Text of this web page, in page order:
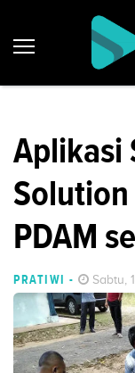
Aplikasi
PDAM
PRATIWI - Sabtu,